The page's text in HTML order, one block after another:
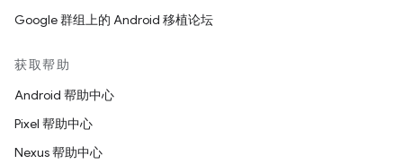
Google 群组上的 Android 移植论坛
获取帮助
Android 帮助中心
Pixel 帮助中心
Nexus 帮助中心